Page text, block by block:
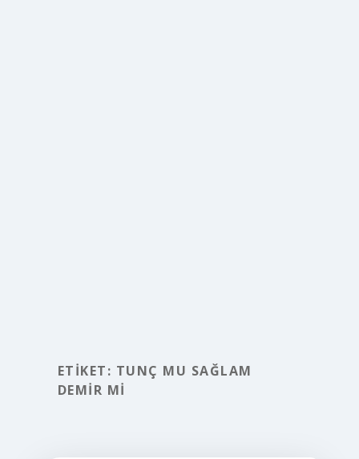
ETIKET: TUNÇ MU SAĞLAM
DEMIR MI